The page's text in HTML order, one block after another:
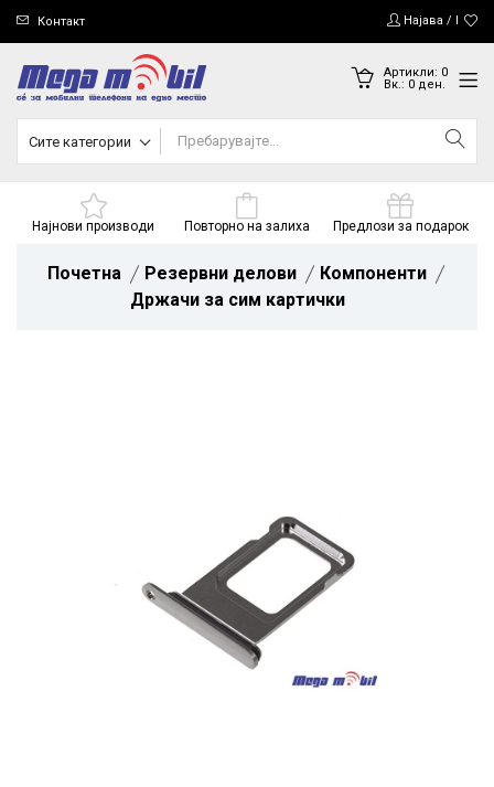
Контакт Најава /
Артикли: 0
Вк.: 0ден.
Сите категории
Најнови производи Повторно на залиха Предлози за подарок
Почетна Резервни делови
Компоненти
Држачи за сим картички